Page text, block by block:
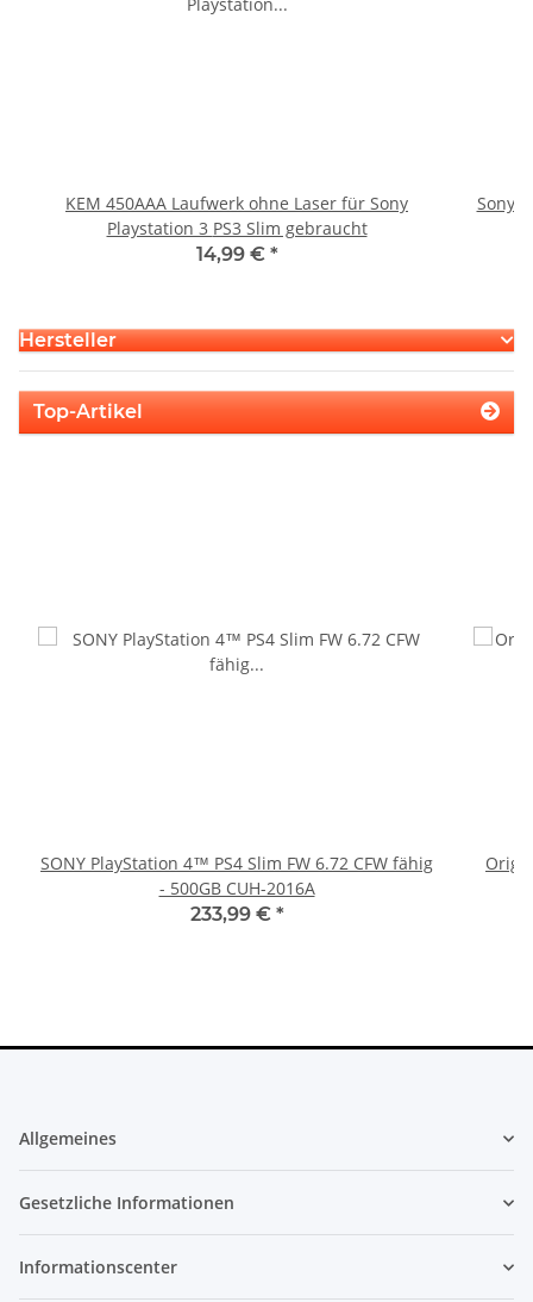
KEM 450AAA Laufwerk ohne Laser für Sony
Playstation 3 PS3 Slim gebraucht
14,99 € *
Sony
Hersteller
Top-Artikel
SONY PlayStation 4™ PS4 Slim FW 6.72 CFW fähig
- 500GB CUH-2016A
233,99 € *
Allgemeines
Gesetzliche Informationen
Informationscenter